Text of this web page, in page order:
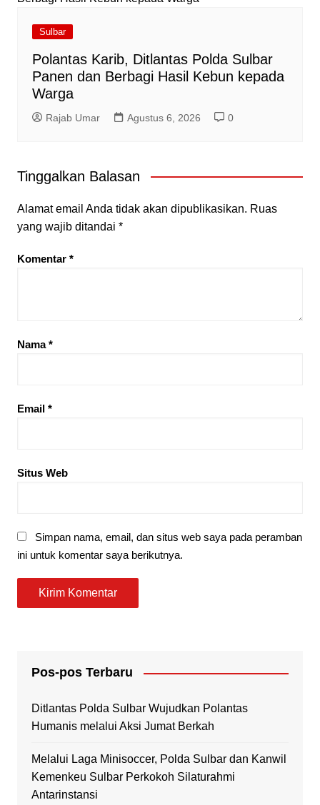
Sulbar
Polantas Karib, Ditlantas Polda Sulbar
Panen dan Berbagi Hasil Kebun kepada
Warga
Rajab Umar Agustus 6, 2026 0
Tinggalkan Balasan
Alamat email Anda tidak akan dipublikasikan. Ruas
yang wajib ditandai *
Komentar *
Nama*
Email *
Situs Web
Simpan nama, email, dan situs web saya pada peramban
ini untuk komentar saya berikutnya.
Pos-pos Terbaru
Ditlantas Polda Sulbar Wujudkan Polantas
Humanis melalui Aksi Jumat Berkah
Melalui Laga Minisoccer, Polda Sulbar dan Kanwil
Kemenkeu Sulbar Perkokoh Silaturahmi
Antarinstansi